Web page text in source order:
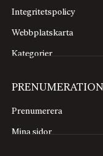
Integritetspolicy
Webbplatskarta
Kategorier
PRENUMERATION
Prenumerera
Mina sidor